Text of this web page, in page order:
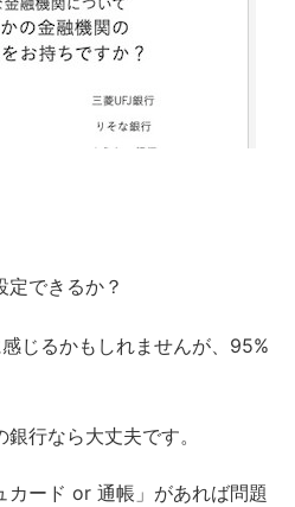
定できるか？
じるかもしれませんが、95%
行なら大丈夫です。
カード or 通帳」があれば問題